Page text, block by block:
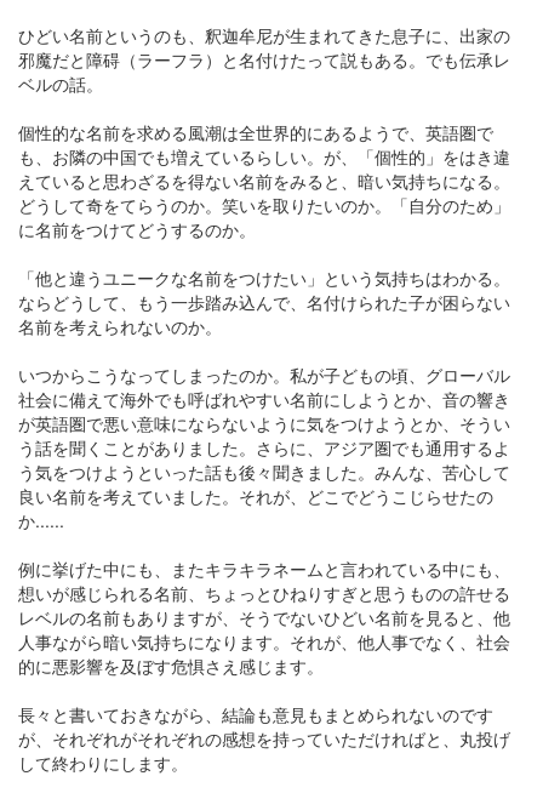
ひどい名前というのも、釈迦牟尼が生まれてきた息子に、出家の
邪魔だと障碍（ラーフラ）と名付けたって説もある。でも伝承レ
ベルの話。
個性的な名前を求める風潮は全世界的にあるようで、英語圏で
も、お隣の中国でも増えているらしい。が、「個性的」をはき違
えていると思わざるを得ない名前をみると、暗い気持ちになる。
どうして奇をてらうのか。笑いを取りたいのか。「自分のため」
に名前をつけてどうするのか。
「他と違うユニークな名前をつけたい」という気持ちはわかる。
ならどうして、もう一歩踏み込んで、名付けられた子が困らない
名前を考えられないのか。
いつからこうなってしまったのか。私が子どもの頃、グローバル
社会に備えて海外でも呼ばれやすい名前にしようとか、音の響き
が英語圏で悪い意味にならないように気をつけようとか、そうい
う話を聞くことがありました。さらに、アジア圏でも通用するよ
う気をつけようといった話も後々聞きました。みんな、苦心して
良い名前を考えていました。それが、どこでどうこじらせたの
か......
例に挙げた中にも、またキラキラネームと言われている中にも、
想いが感じられる名前、ちょっとひねりすぎと思うものの許せる
レベルの名前もありますが、そうでないひどい名前を見ると、他
人事ながら暗い気持ちになります。それが、他人事でなく、社会
的に悪影響を及ぼす危惧さえ感じます。
長々と書いておきながら、結論も意見もまとめられないのです
が、それぞれがそれぞれの感想を持っていただければと、丸投げ
して終わりにします。